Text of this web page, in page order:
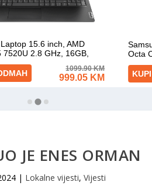
JE ENES ORMAN
| Lokalne vijesti,Vijesti